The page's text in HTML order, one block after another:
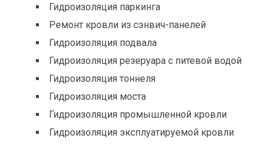
Гидроизоляция паркинга
Ремонт кровли из сэнвич-панелей
Гидроизоляция подвала
Гидроизоляция резеруара с питевой водой
Гидроизоляция тоннеля
Гидроизоляция моста
Гидроизоляция промышленной кровли
Гидроизоляция эксплуатируемой кровли